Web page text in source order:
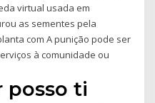
virtual usada em
as sementes pela
com A punição pode ser
à comunidade ou
posso ti